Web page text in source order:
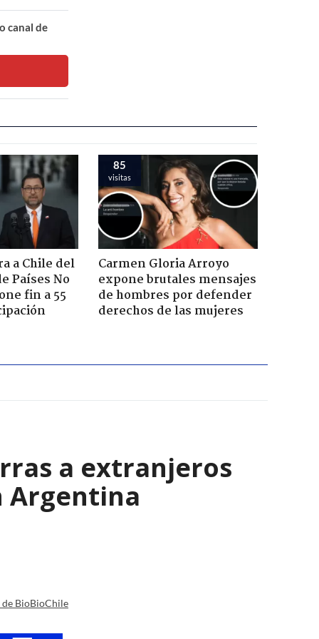
canal de
a Chile del
Países No
fin a 55
100
visitas
Carmen Gloria Arroyo
expone brutales mensajes
de hombres por defender
derechos de las mujeres
a extranjeros
Argentina
de BioBioChile